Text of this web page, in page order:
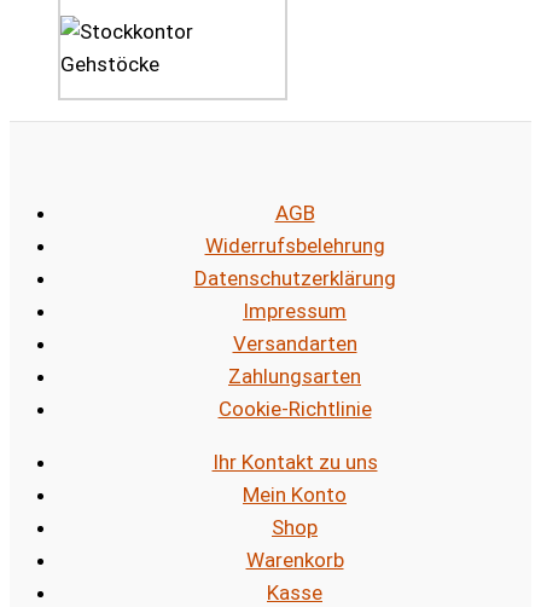
AGB
Widerrufsbelehrung
Datenschutzerklärung
Impressum
Versandarten
Zahlungsarten
Cookie-Richtlinie
Ihr Kontakt zu uns
Mein Konto
Shop
Warenkorb
Kasse